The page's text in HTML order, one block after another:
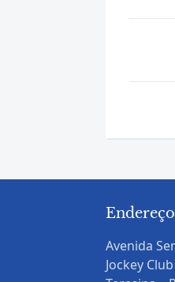
Avenida
Jockey